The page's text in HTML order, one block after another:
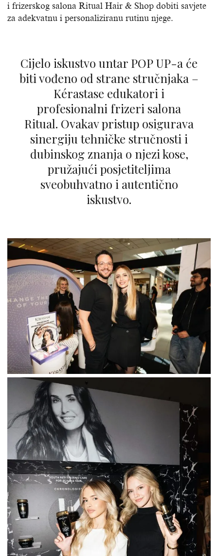
i frizerskog salona Ritual Hair & Shop dobiti savjete
za adekvatnu i personaliziranu rutinu njege.
Cijelo iskustvo untar POP UP-a će
biti vođeno od strane stručnjaka –
Kérastase edukatori i
profesionalni frizeri salona
Ritual. Ovakav pristup osigurava
sinergiju tehničke stručnosti i
dubinskog znanja o njezi kose,
pružajući posjetiteljima
sveobuhvatno i autentično
iskustvo.